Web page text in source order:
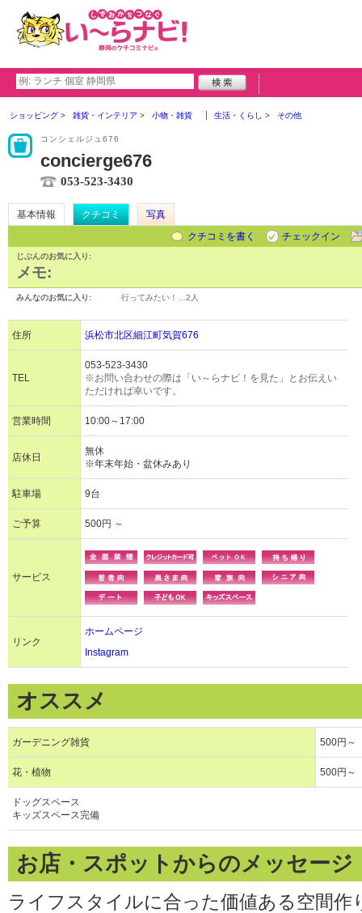
ショッピング 雑貨・インテリア 小物・雑貨 生活・くらし その他
コンシェルジュ676
concierge676
053-523-3430
基本情報 クチコミ
写真
クチコミを書く
チェックイン
じぶんのお気に入り:
メモ:
みんなのお気に入り: 行ってみたい！… 2人
住所 浜松市北区細江町気賀676
TEL
053-523-3430
※お問い合わせの際は「い～らナビ！を見た」とお伝えい
ただければ幸いです。
営業時間 10:00～17:00
店休日
無休
※年末年始・盆休みあり
駐車場 9台
ご予算 500円 ～
サービス
リンク
ホームページ
Instagram
オススメ
ガーデニング雑貨 500円～
花・植物 500円～
ドッグスペース
キッズスペース完備
お店・スポットからのメッセージ
ライフスタイルに合った価値ある空間